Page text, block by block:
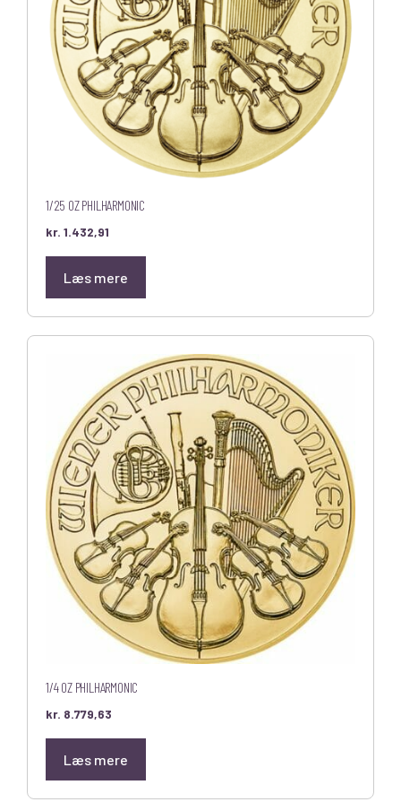
1/25 OZ PHILHARMONIC
kr. 1.432,91
Læs mere
1/4 OZ PHILHARMONIC
kr. 8.779,63
Læs mere